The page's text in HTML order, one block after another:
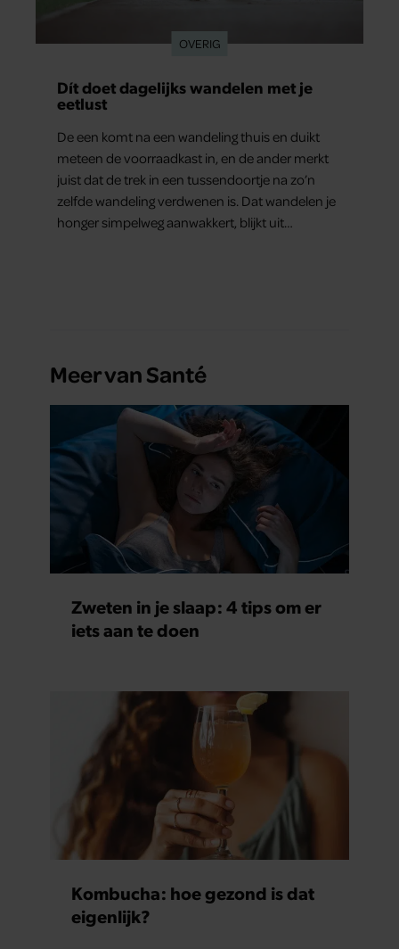
OVERIG
Dít doet dagelijks wandelen met je
eetlust
De een komt na een wandeling thuis en duikt
meteen de voorraadkast in, en de ander merkt
juist dat de trek in een tussendoortje na zo’n
zelfde wandeling verdwenen is. Dat wandelen je
honger simpelweg aanwakkert, blijkt uit
Meer van Santé
Zweten in je slaap: 4 tips om er
iets aan te doen
Kombucha: hoe gezond is dat
eigenlijk?